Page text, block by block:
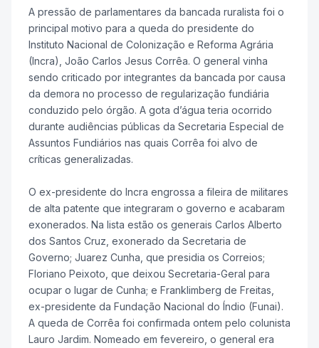
A pressão de parlamentares da bancada ruralista foi o
principal motivo para a queda do presidente do
Instituto Nacional de Colonização e Reforma Agrária
(Incra), João Carlos Jesus Corrêa. O general vinha
sendo criticado por integrantes da bancada por causa
da demora no processo de regularização fundiária
conduzido pelo órgão. A gota d’água teria ocorrido
durante audiências públicas da Secretaria Especial de
Assuntos Fundiários nas quais Corrêa foi alvo de
críticas generalizadas.
O ex-presidente do Incra engrossa a fileira de militares
de alta patente que integraram o governo e acabaram
exonerados. Na lista estão os generais Carlos Alberto
dos Santos Cruz, exonerado da Secretaria de
Governo; Juarez Cunha, que presidia os Correios;
Floriano Peixoto, que deixou Secretaria-Geral para
ocupar o lugar de Cunha; e Franklimberg de Freitas,
ex-presidente da Fundação Nacional do Índio (Funai).
A queda de Corrêa foi confirmada ontem pelo colunista
Lauro Jardim. Nomeado em fevereiro, o general era